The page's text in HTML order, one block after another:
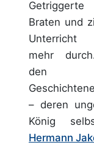
Braten und
mehr
den
– deren
König
Hermann